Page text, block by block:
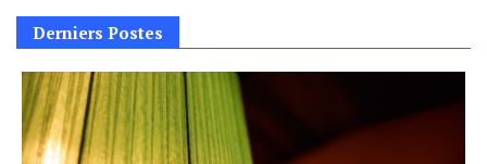
Derniers Postes